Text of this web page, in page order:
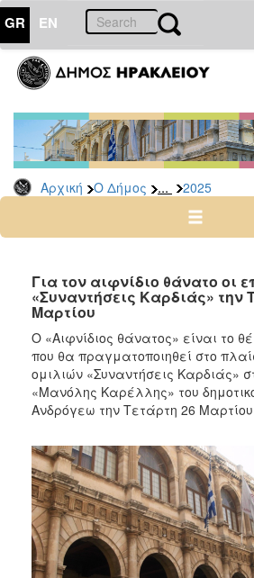
GR EN
Αρχική Ο Δήμος ... 2025
ΔΗΜΟΣ
Δελτία
Τύπου
Αρχείο
2026
2024
2022
2020
2019
2018
2016
2015
2013
2012
Για τον αιφνίδιο θάνατο οι
«Συναντήσεις Καρδιάς» την
Μαρτίου
Ο «Αιφνίδιος θάνατος» είναι το
που θα πραγματοποιηθεί στο
ομιλιών «Συναντήσεις Καρδιάς»
«Μανόλης Καρέλλης» του
Ανδρόγεω την Τετάρτη 26 Μαρτίου